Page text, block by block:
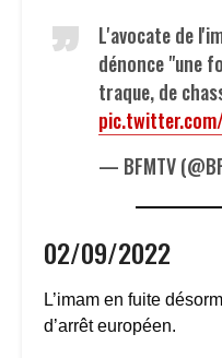
L'avocate de
dénonce "une
traque, de
— BFMTV
02/09/2022
L’imam en fuite
d’arrêt européen.